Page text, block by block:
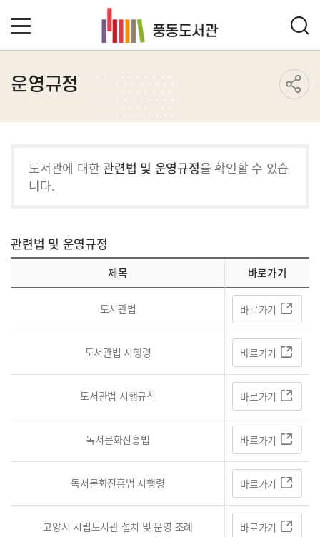
운영규정
도서관에 대한 관련법 및 운영규정을 확인할 수 있습
니다.
관련법 및 운영규정
제목 바로가기
도서관법 바로가기
도서관법 시행령 바로가기
도서관법 시행규칙 바로가기
독서문화진흥법 바로가기
독서문화진흥법 시행령 바로가기
고양시 시립도서관 설치 및 운영 조례 바로가기